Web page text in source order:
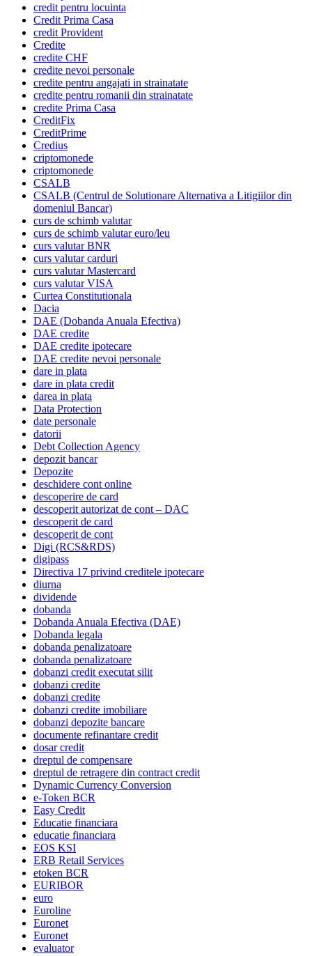
credit pentru locuinta
Credit Prima Casa
credit Provident
Credite
credite CHF
credite nevoi personale
credite pentru angajati in strainatate
credite pentru romanii din strainatate
credite Prima Casa
CreditFix
CreditPrime
Credius
criptomonede
criptomonede
CSALB
CSALB (Centrul de Solutionare Alternativa a Litigiilor din
domeniul Bancar)
curs de schimb valutar
curs de schimb valutar euro/leu
curs valutar BNR
curs valutar carduri
curs valutar Mastercard
curs valutar VISA
Curtea Constitutionala
Dacia
DAE (Dobanda Anuala Efectiva)
DAE credite
DAE credite ipotecare
DAE credite nevoi personale
dare in plata
dare in plata credit
darea in plata
Data Protection
date personale
datorii
Debt Collection Agency
depozit bancar
Depozite
deschidere cont online
descoperire de card
descoperit autorizat de cont – DAC
descoperit de card
descoperit de cont
Digi (RCS&RDS)
digipass
Directiva 17 privind creditele ipotecare
diurna
dividende
dobanda
Dobanda Anuala Efectiva (DAE)
Dobanda legala
dobanda penalizatoare
dobanda penalizatoare
dobanzi credit executat silit
dobanzi credite
dobanzi credite
dobanzi credite imobiliare
dobanzi depozite bancare
documente refinantare credit
dosar credit
dreptul de compensare
dreptul de retragere din contract credit
Dynamic Currency Conversion
e-Token BCR
Easy Credit
Educatie financiara
educatie financiara
EOS KSI
ERB Retail Services
etoken BCR
EURIBOR
euro
Euroline
Euronet
Euronet
evaluator